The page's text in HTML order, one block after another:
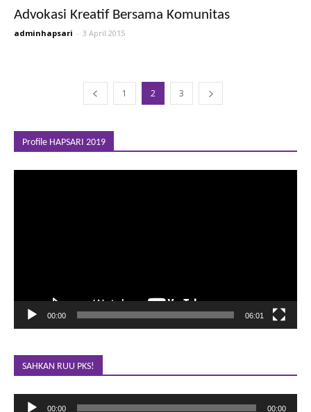
Advokasi Kreatif Bersama Komunitas
adminhapsari - 3 April 2015
1 2 3
Profile HAPSARI 2019
00:00 06:01
SAHKAN RUU PKS!
Pemutar00:00 00:00